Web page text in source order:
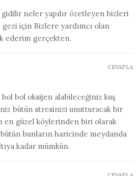
gidilir neler yapılır özetleyen bizleri
için Bizlere yardımcı olan
ederim gerçekten.
bol oksijen alabileceğiniz kuş
bütün stresinizi unutturacak bir
en güzel köylerinden biri olarak
bunların haricinde meydanda
kadar mümkün.
CEVAPLA